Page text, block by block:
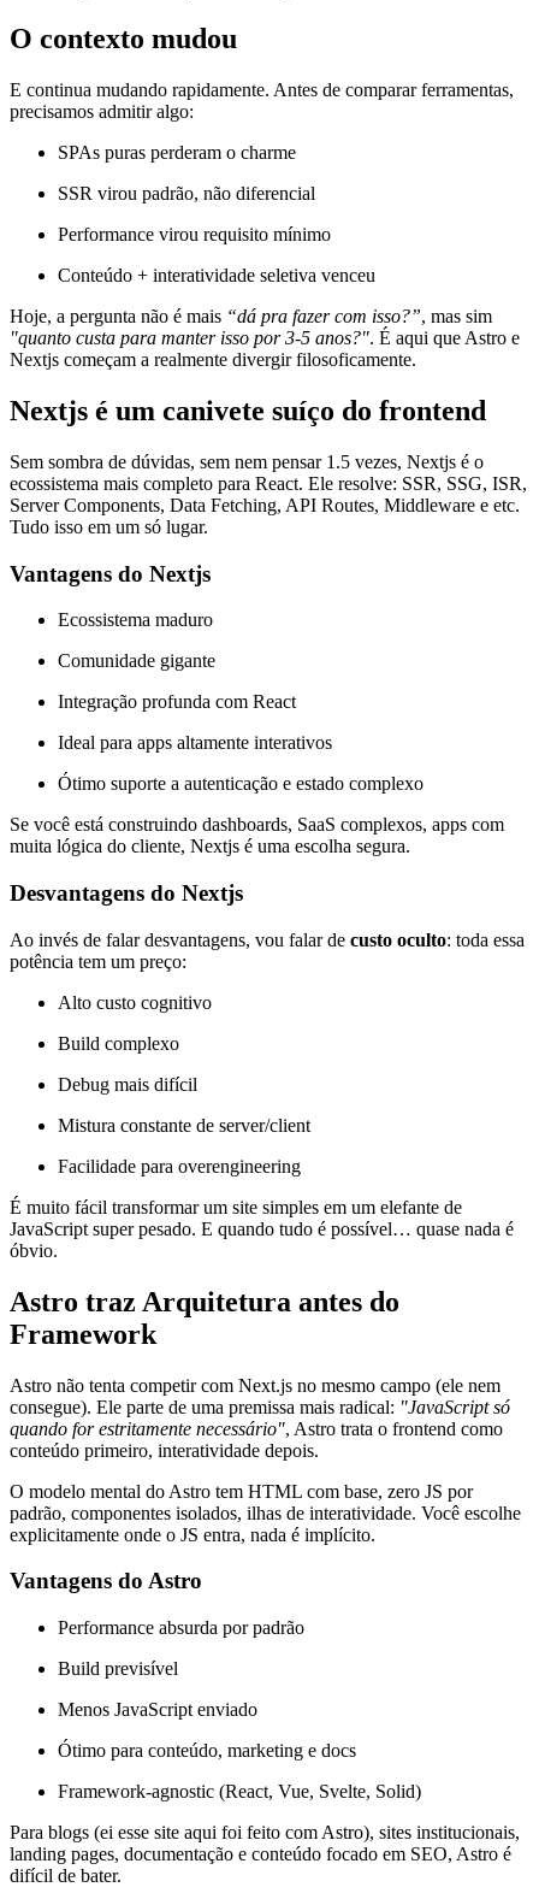
O contexto mudou
E continua mudando rapidamente. Antes de comparar ferramentas,
precisamos admitir algo:
SPAs puras perderam o charme
SSR virou padrão, não diferencial
Performance virou requisito mínimo
Conteúdo + interatividade seletiva venceu
Hoje, a pergunta não é mais “dá pra fazer com isso?”, mas sim
"quanto custa para manter isso por 3-5 anos?". É aqui que Astro e
Nextjs começam a realmente divergir filosoficamente.
Nextjs é um canivete suíço do frontend
Sem sombra de dúvidas, sem nem pensar 1.5 vezes, Nextjs é o
ecossistema mais completo para React. Ele resolve: SSR, SSG, ISR,
Server Components, Data Fetching, API Routes, Middleware e etc.
Tudo isso em um só lugar.
Vantagens do Nextjs
Ecossistema maduro
Comunidade gigante
Integração profunda com React
Ideal para apps altamente interativos
Ótimo suporte a autenticação e estado complexo
Se você está construindo dashboards, SaaS complexos, apps com
muita lógica do cliente, Nextjs é uma escolha segura.
Desvantagens do Nextjs
Ao invés de falar desvantagens, vou falar de custo oculto: toda essa
potência tem um preço:
Alto custo cognitivo
Build complexo
Debug mais difícil
Mistura constante de server/client
Facilidade para overengineering
É muito fácil transformar um site simples em um elefante de
JavaScript super pesado. E quando tudo é possível… quase nada é
óbvio.
Astro traz Arquitetura antes do
Framework
Astro não tenta competir com Next.js no mesmo campo (ele nem
consegue). Ele parte de uma premissa mais radical: "JavaScript só
quando for estritamente necessário", Astro trata o frontend como
conteúdo primeiro, interatividade depois.
O modelo mental do Astro tem HTML com base, zero JS por
padrão, componentes isolados, ilhas de interatividade. Você escolhe
explicitamente onde o JS entra, nada é implícito.
Vantagens do Astro
Performance absurda por padrão
Build previsível
Menos JavaScript enviado
Ótimo para conteúdo, marketing e docs
Framework-agnostic (React, Vue, Svelte, Solid)
Para blogs (ei esse site aqui foi feito com Astro), sites institucionais,
landing pages, documentação e conteúdo focado em SEO, Astro é
difícil de bater.